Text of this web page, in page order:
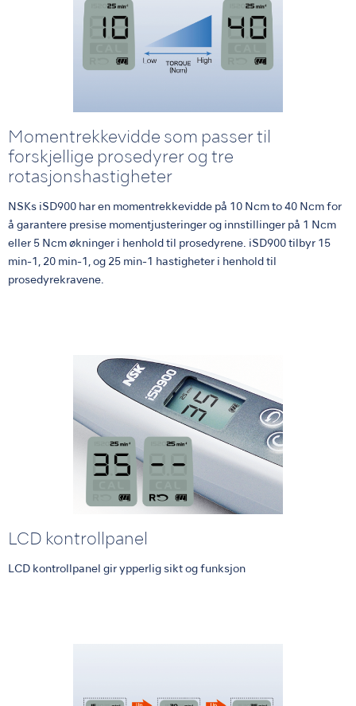
Momentrekkevidde som passer til
forskjellige prosedyrer og tre
rotasjonshastigheter
NSKs iSD900 har en momentrekkevidde på 10 Ncm to 40 Ncm for
å garantere presise momentjusteringer og innstillinger på 1 Ncm
eller 5 Ncm økninger i henhold til prosedyrene. iSD900 tilbyr 15
min-1, 20 min-1, og 25 min-1 hastigheter i henhold til
prosedyrekravene.
LCD kontrollpanel
LCD kontrollpanel gir ypperlig sikt og funksjon